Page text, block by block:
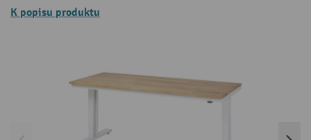
K popisu produktu